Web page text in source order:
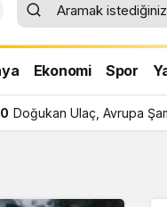
ile mücadele etti
Ekonomi Spor
Doğukan Ulaç, Avrupa